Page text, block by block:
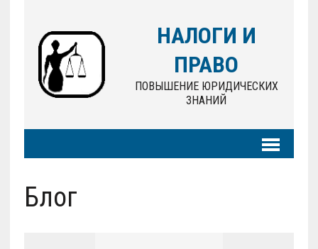
НАЛОГИ И
ПРАВО
ПОВЫШЕНИЕ ЮРИДИЧЕСКИХ
ЗНАНИЙ
Блог